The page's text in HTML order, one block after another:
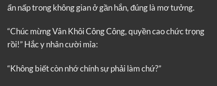
ẩn nấp trong không gian ở gần hắn, đúng là mơ tưởng.
“Chúc mừng Vân Khôi Công Công, quyền cao chức trọng
rồi!” Hắc y nhân cười mỉa:
“Không biết còn nhớ chính sự phải làm chứ?”